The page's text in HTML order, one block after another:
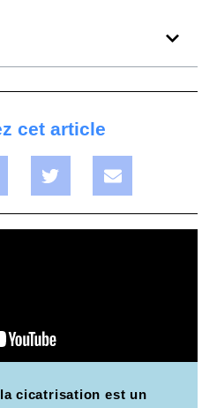
cet article
la cicatrisation est un